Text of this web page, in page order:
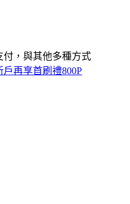
付，與其他多種方式
戶再享首刷禮800P